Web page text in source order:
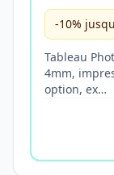
-10%
Tableau
4mm,
option, ex…